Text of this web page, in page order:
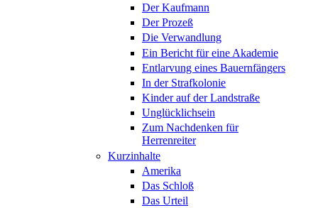
Der Kaufmann
Der Prozeß
Die Verwandlung
Ein Bericht für eine Akademie
Entlarvung eines Bauernfängers
In der Strafkolonie
Kinder auf der Landstraße
Unglücklichsein
Zum Nachdenken für
Herrenreiter
Kurzinhalte
Amerika
Das Schloß
Das Urteil